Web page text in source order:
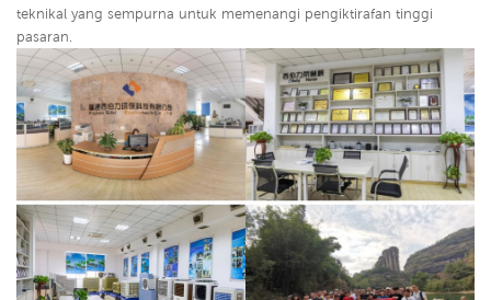
teknikal yang sempurna untuk memenangi pengiktirafan tinggi
pasaran.